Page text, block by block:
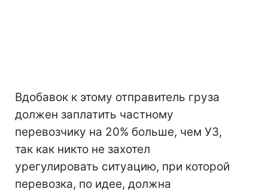
Вдобавок к этому отправитель груза
должен заплатить частному
перевозчику на 20% больше, чем УЗ,
так как никто не захотел
урегулировать ситуацию, при которой
перевозка, по идее, должна